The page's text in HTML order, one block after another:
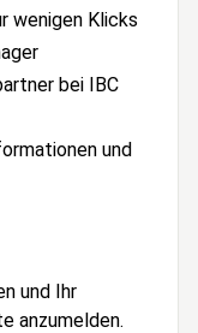
wenigen Klicks
bei IBC
und
und Ihr
anzumelden.